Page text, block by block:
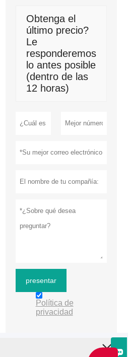

Obtenga el
último precio?
Le
responderemos
lo antes posible
(dentro de las
12 horas)
presentar
Política de
privacidad